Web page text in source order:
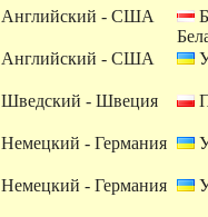
Английский - США
Английский - США
Шведский - Швеция
Немецкий - Германия
Немецкий - Германия